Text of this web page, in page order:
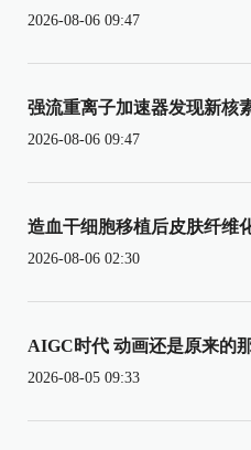
2026-08-06 09:47
强流重离子加速器发现新核
2026-08-06 09:47
造血干细胞移植后皮肤纤维
2026-08-06 02:30
AIGC时代 动画还是原来的
2026-08-05 09:33